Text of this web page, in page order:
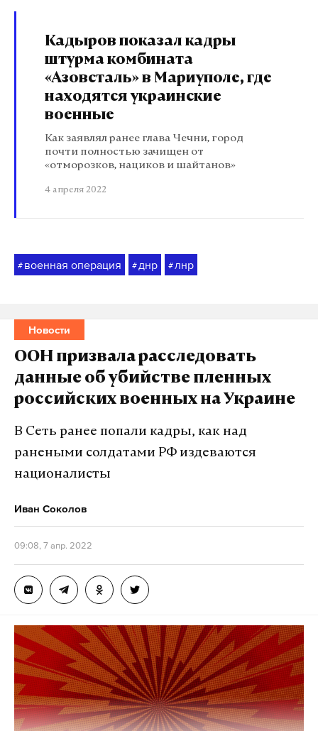
Кадыров показал кадры
штурма комбината
«Азовсталь» в Мариуполе, где
находятся украинские
военные
Как заявлял ранее глава Чечни, город
почти полностью зачищен от
«отморозков, нациков и шайтанов»
4 апреля 2022
# военная операция # днр # лнр
Новости
ООН призвала расследовать
данные об убийстве пленных
российских военных на Украине
В Сеть ранее попали кадры, как над
ранеными солдатами РФ издеваются
националисты
Иван Соколов
09:08, 7 апр. 2022